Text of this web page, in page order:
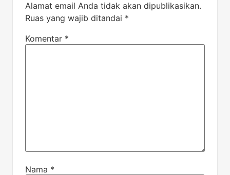
Alamat email Anda tidak akan dipublikasikan.
Ruas yang wajib ditandai *
Komentar *
Nama *